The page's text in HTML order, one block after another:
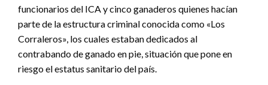
funcionarios del ICA y cinco ganaderos quienes hacían
parte de la estructura criminal conocida como «Los
Corraleros», los cuales estaban dedicados al
contrabando de ganado en pie, situación que pone en
riesgo el estatus sanitario del país.